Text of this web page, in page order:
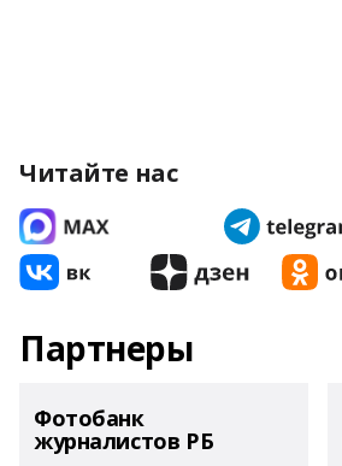
Читайте нас
Партнеры
Фотобанк
журналистов РБ